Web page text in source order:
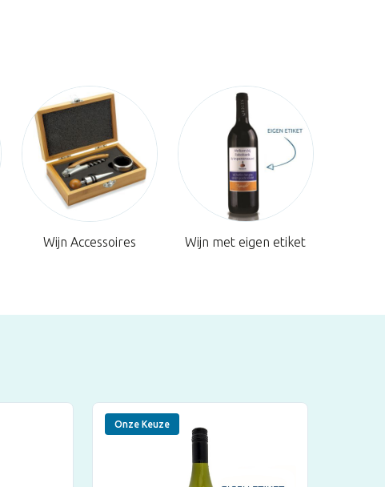
Wijn Accessoires Wijn met eigen etiket
Onze Keuze